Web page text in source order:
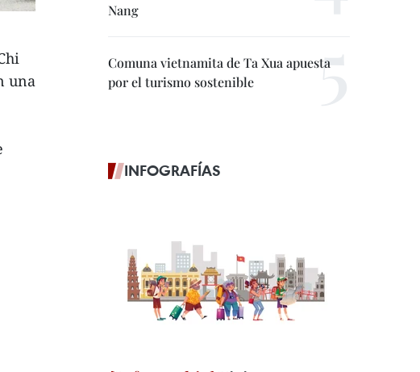
una
Nang
Comuna vietnamita de Ta Xua apuesta
por el turismo sostenible
INFOGRAFÍAS